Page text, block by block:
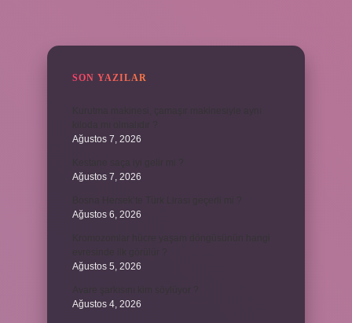
SON YAZILAR
Ağustos 7, 2026
Ağustos 7, 2026
Ağustos 6, 2026
Ağustos 5, 2026
Ağustos 4, 2026